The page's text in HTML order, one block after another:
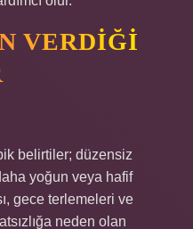
VERDIĞI
belirtiler; düzensiz
yoğun veya hafif
gece terlemeleri ve
neden olan